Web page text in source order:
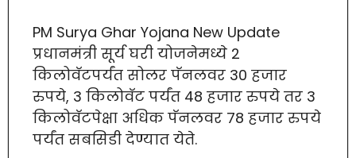
PM Surya Ghar Yojana New Update
प्रधानमंत्री सूर्य घरी योजनेमध्ये 2
किलोवॅटपर्यंत सोलर पॅनलवर 30 हजार
रुपये, 3 किलोवॅट पर्यंत 48 हजार रुपये तर 3
किलोवॅटपेक्षा अधिक पॅनलवर 78 हजार रुपये
पर्यंत सबसिडी देण्यात येते.